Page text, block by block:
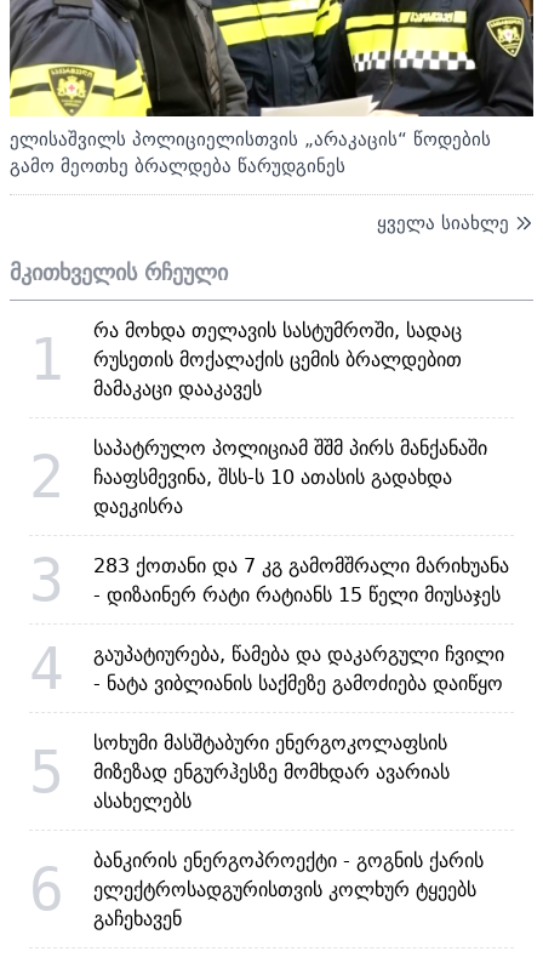
ელისაშვილს პოლიციელისთვის „არაკაცის“ წოდების
გამო მეოთხე ბრალდება წარუდგინეს
ყველა სიახლე
მკითხველის რჩეული
1
რა მოხდა თელავის სასტუმროში, სადაც
რუსეთის მოქალაქის ცემის ბრალდებით
მამაკაცი დააკავეს
2
საპატრულო პოლიციამ შშმ პირს მანქანაში
ჩააფსმევინა, შსს-ს 10 ათასის გადახდა
დაეკისრა
3
283 ქოთანი და 7 კგ გამომშრალი მარიხუანა
- დიზაინერ რატი რატიანს 15 წელი მიუსაჯეს
4
გაუპატიურება, წამება და დაკარგული ჩვილი
- ნატა ვიბლიანის საქმეზე გამოძიება დაიწყო
5
სოხუმი მასშტაბური ენერგოკოლაფსის
მიზეზად ენგურჰესზე მომხდარ ავარიას
ასახელებს
6
ბანკირის ენერგოპროექტი - გოგნის ქარის
ელექტროსადგურისთვის კოლხურ ტყეებს
გაჩეხავენ